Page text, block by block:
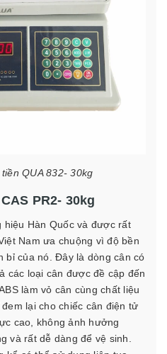
QUA 832- 30kg
PR2- 30kg
Hàn Quốc và được rất
Nam ưa chuộng vì độ bền
bỉ của nó. Đây là dòng cân có
các loại cân được đề cập đến
làm vỏ cân cùng chất liệu
lại cho chiếc cân điện tử
cao, không ảnh hưởng
và rất dễ dàng để vệ sinh.